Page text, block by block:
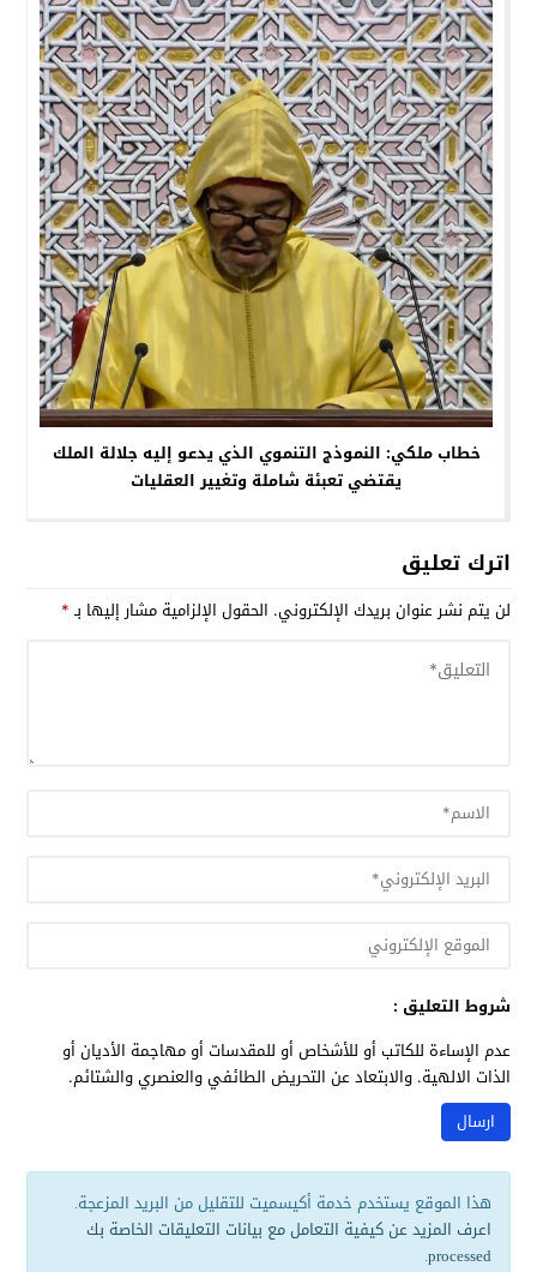
خطاب ملكي: النموذج التنموي الذي يدعو إليه جلالة الملك
يقتضي تعبئة شاملة وتغيير العقليات
اترك تعليق
لن يتم نشر عنوان بريدك الإلكتروني. الحقول الإلزامية مشار إليها بـ*
شروط التعليق :
عدم الإساءة للكاتب أو للأشخاص أو للمقدسات أو مهاجمة الأديان أو
الذات الالهية. والابتعاد عن التحريض الطائفي والعنصري والشتائم.
هذا الموقع يستخدم خدمة أكيسميت للتقليل من البريد المزعجة.
اعرف المزيد عن كيفية التعامل مع بيانات التعليقات الخاصة بك
processed
.